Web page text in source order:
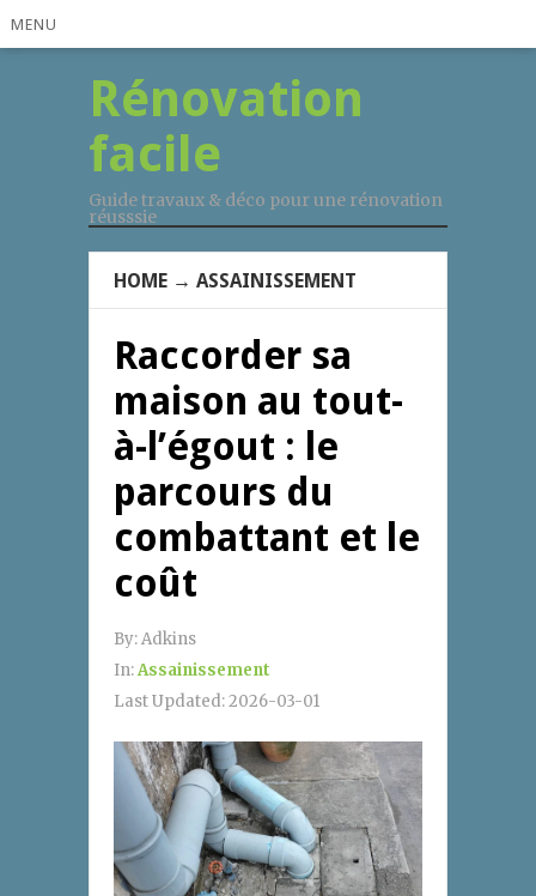
MENU
Rénovation
facile
Guide travaux & déco pour une rénovation
réusssie
HOME → ASSAINISSEMENT
Raccorder sa
maison au tout-
à-l’égout : le
parcours du
combattant et le
coût
By:Adkins
In:Assainissement
Last Updated:2026-03-01